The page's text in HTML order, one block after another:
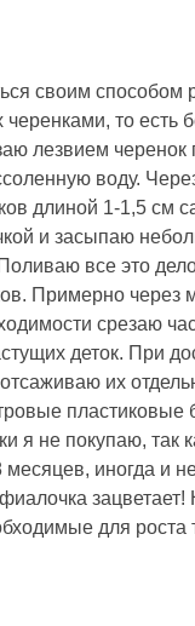
своим
то есть
лезвием
воду.
длиной 1-1,5 см
и засыпаю
все это
Примерно
срезаю
деток. При
их
пластиковые
я не покупаю, так
месяцев, иногда и
зацветает!
для роста